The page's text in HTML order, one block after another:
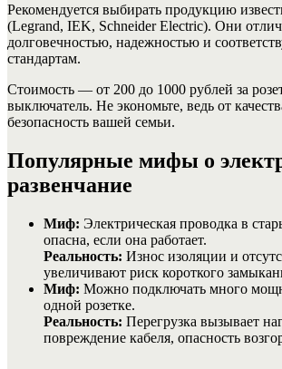
Рекомендуется выбирать продукцию
(Legrand, IEK, Schneider Electric). Они
долговечностью, надежностью и
стандартам.
Стоимость — от 200 до 1000 рублей за
выключатель. Не экономьте, ведь от
безопасность вашей семьи.
Популярные мифы о
развенчание
Миф: Электрическая проводка в
опасна, если она работает.
Реальность: Износ изоляции и
увеличивают риск короткого
Миф: Можно подключать много
одной розетке.
Реальность: Перегрузка вызывает
повреждение кабеля, опасность